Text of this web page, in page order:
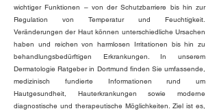
wichtiger Funktionen – von der Schutzbarriere bis hin zur
Regulation von Temperatur und Feuchtigkeit.
Veränderungen der Haut können unterschiedliche Ursachen
haben und reichen von harmlosen Irritationen bis hin zu
behandlungsbedürftigen Erkrankungen. In unserem
Dermatologie Ratgeber in Dortmund finden Sie umfassende,
medizinisch fundierte Informationen rund um
Hautgesundheit, Hauterkrankungen sowie moderne
diagnostische und therapeutische Möglichkeiten. Ziel ist es,